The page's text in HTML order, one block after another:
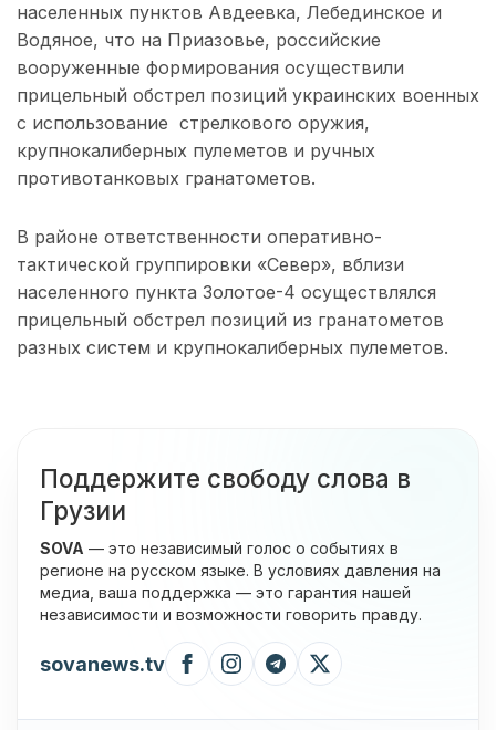
населенных пунктов Авдеевка, Лебединское и
Водяное, что на Приазовье, российские
вооруженные формирования осуществили
прицельный обстрел позиций украинских военных
с использование стрелкового оружия,
крупнокалиберных пулеметов и ручных
противотанковых гранатометов.
В районе ответственности оперативно-
тактической группировки «Север», вблизи
населенного пункта Золотое-4 осуществлялся
прицельный обстрел позиций из гранатометов
разных систем и крупнокалиберных пулеметов.
Поддержите свободу слова в
Грузии
SOVA — это независимый голос о событиях в
регионе на русском языке. В условиях давления на
медиа, ваша поддержка — это гарантия нашей
независимости и возможности говорить правду.
sovanews.tv